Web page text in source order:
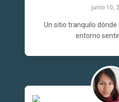
junio 10,
Un sitio tranquilo dónde
entorno